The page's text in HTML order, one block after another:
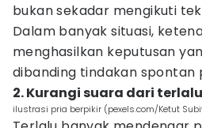
bukan sekadar mengikuti
Dalam banyak situasi,
menghasilkan keputusan
dibanding tindakan spontan
2. Kurangi suara dari
ilustrasi pria berpikir (pexels.com/Ketut